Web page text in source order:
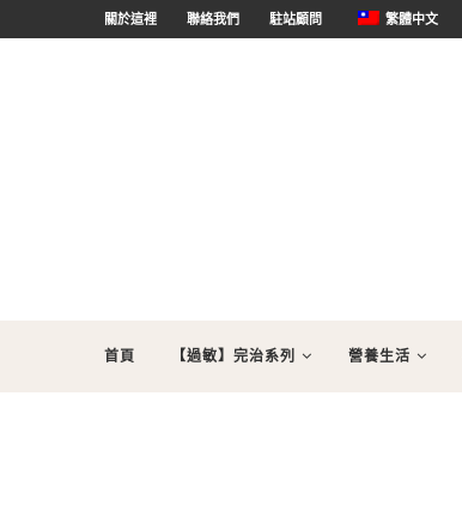
關於這裡 聯絡我們 駐站顧問 繁體中文
首頁 【過敏】完治系列 營養生活